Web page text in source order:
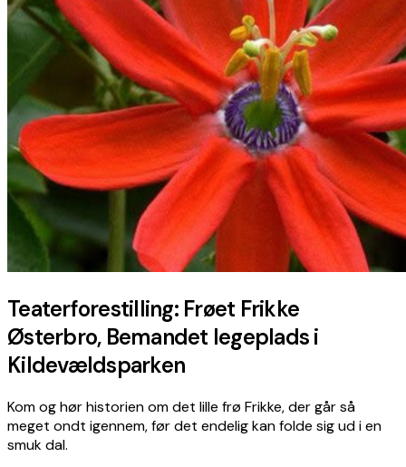
Teaterforestilling: Frøet Frikke
Østerbro, Bemandet legeplads i
Kildevældsparken
Kom og hør historien om det lille frø Frikke, der går så
meget ondt igennem, før det endelig kan folde sig ud i en
smuk dal.